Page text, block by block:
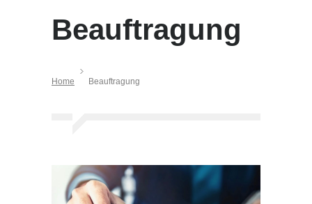
Beauftragung
Home Beauftragung